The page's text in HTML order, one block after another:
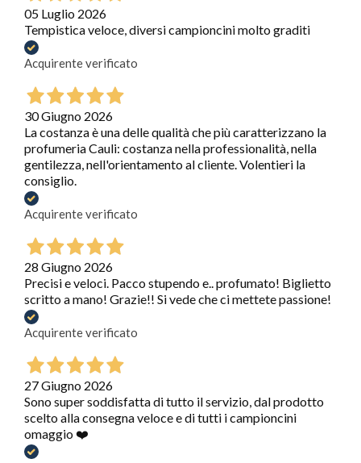
05 Luglio 2026
Tempistica veloce, diversi campioncini molto graditi
Acquirente verificato
30 Giugno 2026
La costanza è una delle qualità che più caratterizzano la
profumeria Cauli: costanza nella professionalità, nella
gentilezza, nell'orientamento al cliente. Volentieri la
consiglio.
Acquirente verificato
28 Giugno 2026
Precisi e veloci. Pacco stupendo e.. profumato! Biglietto
scritto a mano! Grazie!! Si vede che ci mettete passione!
Acquirente verificato
27 Giugno 2026
Sono super soddisfatta di tutto il servizio, dal prodotto
scelto alla consegna veloce e di tutti i campioncini
omaggio ❤️